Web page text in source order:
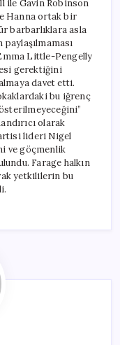
ile Gavin Robinson
Hanna ortak bir
barbarlıklara asla
Little-Pengelly
gerektiğini
davet etti.
bu iğrenç
olarak
lideri Nigel
ve göçmenlik
Farage halkın
yetkililerin bu